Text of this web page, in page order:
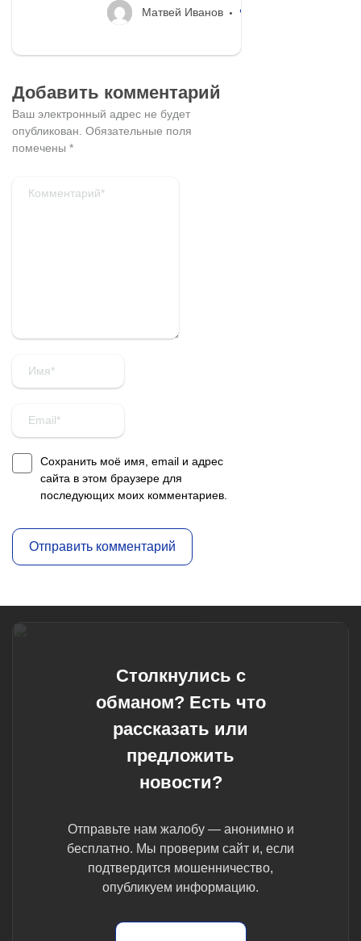
Матвей Иванов
Добавить комментарий
Ваш электронный адрес не будет
опубликован. Обязательные поля
помечены *
Сохранить моё имя, email и адрес
сайта в этом браузере для
последующих моих комментариев.
Столкнулись с
обманом? Есть что
рассказать или
предложить
новости?
Отправьте нам жалобу — анонимно и
бесплатно. Мы проверим сайт и, если
подтвердится мошенничество,
опубликуем информацию.